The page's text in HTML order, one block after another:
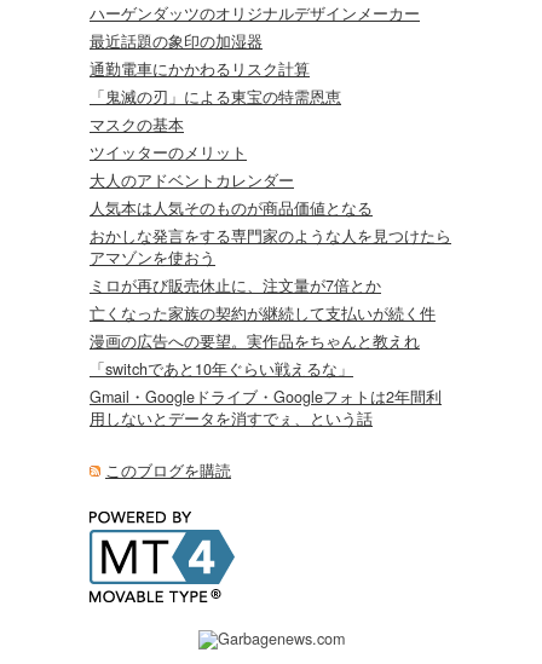
ハーゲンダッツのオリジナルデザインメーカー
最近話題の象印の加湿器
通勤電車にかかわるリスク計算
「鬼滅の刃」による東宝の特需恩恵
マスクの基本
ツイッターのメリット
大人のアドベントカレンダー
人気本は人気そのものが商品価値となる
おかしな発言をする専門家のような人を見つけたら
アマゾンを使おう
ミロが再び販売休止に、注文量が7倍とか
亡くなった家族の契約が継続して支払いが続く件
漫画の広告への要望。実作品をちゃんと教えれ
「switchであと10年ぐらい戦えるな」
Gmail・Googleドライブ・Googleフォトは2年間利
用しないとデータを消すでぇ、という話
このブログを購読